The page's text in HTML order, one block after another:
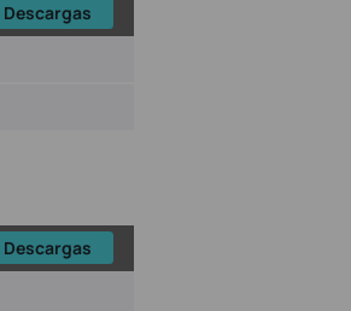
Descargas
Descargas